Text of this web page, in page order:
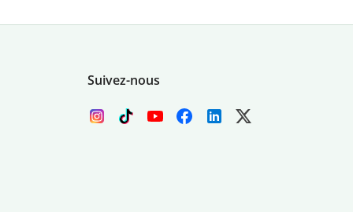
Suivez-nous